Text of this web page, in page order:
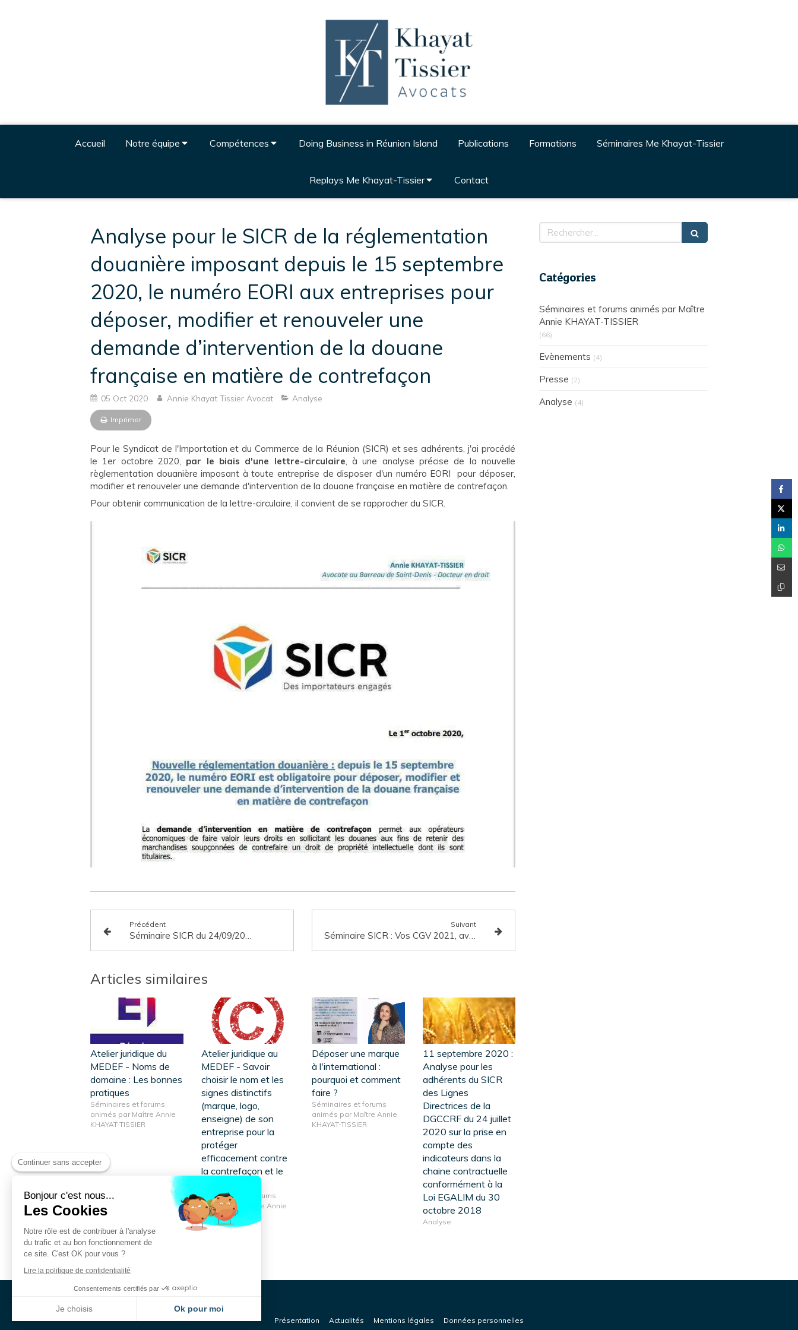
Accueil Notre équipe Compétences Doing Business in Réunion Island Publications Formations Séminaires Me Khayat-Tissier
Replays Me Khayat-Tissier Contact
Analyse pour le SICR de la réglementation
douanière imposant depuis le 15 septembre
2020, le numéro EORI aux entreprises pour
déposer, modifier et renouveler une
demande d’intervention de la douane
française en matière de contrefaçon
05 Oct 2020 Annie Khayat Tissier Avocat Analyse
Imprimer
Pour le Syndicat de l'Importation et du Commerce de la Réunion (SICR) et ses adhérents, j'ai procédé
le 1er octobre 2020, par le biais d'une lettre-circulaire , à une analyse précise de la nouvelle
règlementation douanière imposant à toute entreprise de disposer d'un numéro EORI pour déposer,
modifier et renouveler une demande d'intervention de la douane française en matière de contrefaçon.
Pour obtenir communication de la lettre-circulaire, il convient de se rapprocher du SICR.
Précédent
Séminaire SICR du 24/09/2020: Covid-19 : Des impacts importants sur les contrats et comment tenter d’y remédier
Suivant
Séminaire SICR : Vos CGV 2021, avec la prise en compte de la crise sanitaire actuelle et des réglementations récentes applicables
Articles similaires
Atelier juridique du
MEDEF - Noms de
domaine : Les bonnes
pratiques
Séminaires et forums
animés par Maître Annie
KHAYAT-TISSIER
Atelier juridique au
MEDEF - Savoir
choisir le nom et les
signes distinctifs
(marque, logo,
enseigne) de son
entreprise pour la
protéger
efficacement contre
la contrefaçon et le
Séminaires et forums
animés par Maître Annie
KHAYAT-TISSIER
Déposer une marque
à l'international :
pourquoi et comment
faire ?
Séminaires et forums
animés par Maître Annie
KHAYAT-TISSIER
11 septembre 2020 :
Analyse pour les
adhérents du SICR
des Lignes
Directrices de la
DGCCRF du 24 juillet
2020 sur la prise en
compte des
indicateurs dans la
chaine contractuelle
conformément à la
Loi EGALIM du 30
octobre 2018
Analyse
Rechercher
Catégories
Séminaires et forums animés par Maître
Annie KHAYAT-TISSIER
(66)
Evènements (4)
Presse (2)
Analyse (4)
Présentation Actualités Mentions légales Données personnelles
Continuer sans accepter
Bonjour c'est nous...
Les Cookies
Notre rôle est de contribuer à l'analyse
du trafic et au bon fonctionnement de
ce site. C'est OK pour vous ?
Lire la politique de confidentialité
Consentements certifiés par
Je choisis Ok pour moi